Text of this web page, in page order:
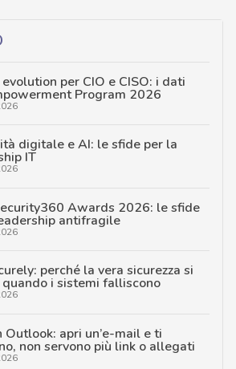
per CIO e CISO: i dati
Program 2026
digitale e AI: le sfide per la
IT
Awards 2026: le sfide
antifragile
perché la vera sicurezza si
i sistemi falliscono
Outlook: apri un’e-mail e ti
non servono più link o allegati